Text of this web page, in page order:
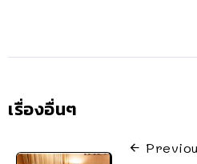
เรื่องอื่นๆ